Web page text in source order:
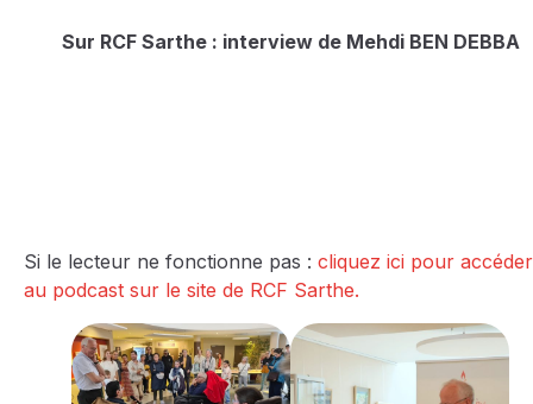
Sur RCF Sarthe : interview de Mehdi BEN DEBBA
Si le lecteur ne fonctionne pas : cliquez ici pour accéder
au podcast sur le site de RCF Sarthe.